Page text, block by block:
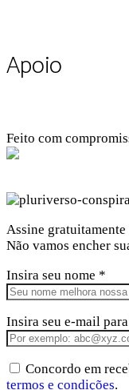
Apoio
Feito com
Assine gratuitamente
Não vamos encher
Insira seu nome *
Insira seu e-mail
Concordo em
termos e condições.